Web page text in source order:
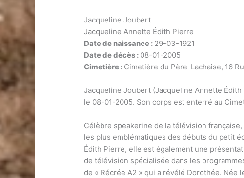
Jacqueline Joubert
Jacqueline Annette Édith Pierre
Date de naissance : 29-03-1921
Date de décès : 08-01-2005
Cimetière : Cimetière du Père-Lachaise, 16
Jacqueline Joubert (Jacqueline Annette
le 08-01-2005. Son corps est enterré au
Célèbre speakerine de la télévision
les plus emblématiques des débuts du petit
Édith Pierre, elle est également une
de télévision spécialisée dans les
de « Récrée A2 » qui a révélé Dorothée. Née